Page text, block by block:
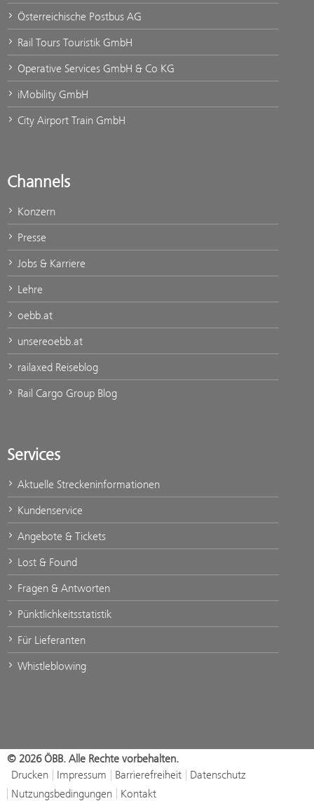
Österreichische Postbus AG
Rail Tours Touristik GmbH
Operative Services GmbH & Co KG
iMobility GmbH
City Airport Train GmbH
Channels
Konzern
Presse
Jobs & Karriere
Lehre
oebb.at
unsereoebb.at
railaxed Reiseblog
Rail Cargo Group Blog
Services
Aktuelle Streckeninformationen
Kundenservice
Angebote & Tickets
Lost & Found
Fragen & Antworten
Pünktlichkeitsstatistik
Für Lieferanten
Whistleblowing
© 2026 ÖBB. Alle Rechte vorbehalten.
Drucken
Impressum Barrierefreiheit
Datenschutz
Nutzungsbedingungen
Kontakt